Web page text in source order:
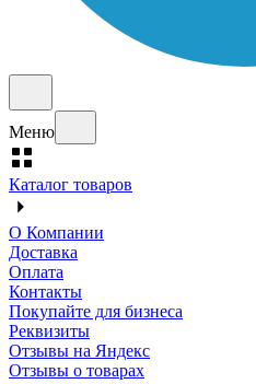
Меню
Каталог товаров
О Компании
Доставка
Оплата
Контакты
Покупайте для бизнеса
Реквизиты
Отзывы на Яндекс
Отзывы о товарах